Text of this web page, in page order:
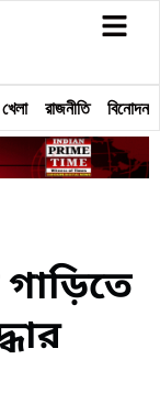
খেলা রাজনীতি বিনোদন